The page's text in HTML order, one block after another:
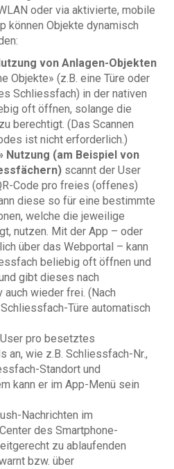
oder via aktivierte, mobile
können Objekte dynamisch
von Anlagen-Objekten
Objekte» (z.B. eine Türe oder
Schliessfach) in der nativen
oft öffnen, solange die
berechtigt. (Das Scannen
ist nicht erforderlich.)
Nutzung (am Beispiel von
scannt der User
Code pro freies (offenes)
diese so für eine bestimmte
welche die jeweilige
nutzen. Mit der App – oder
über das Webportal – kann
beliebig oft öffnen und
gibt dieses nach
auch wieder frei. (Nach
Türe automatisch
pro besetztes
an, wie z.B. Schliessfach-Nr.,
Standort und
kann er im App-Menü sein
Nachrichten im
des Smartphone-
zu ablaufenden
bzw. über